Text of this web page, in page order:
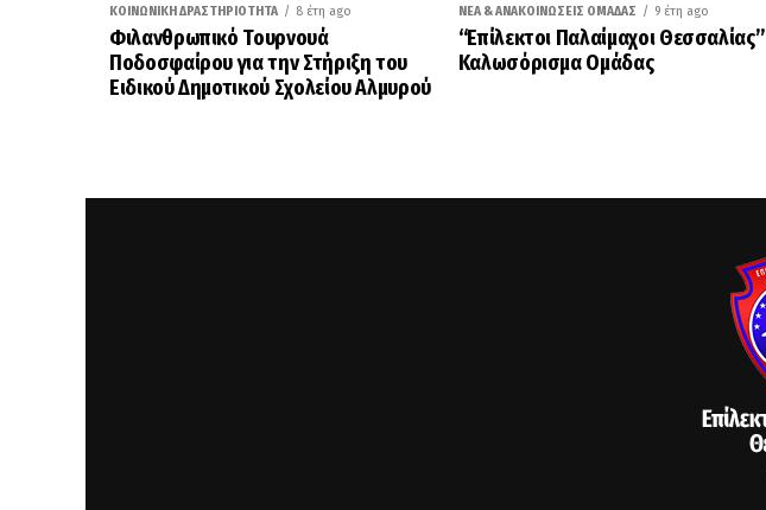
ΚΟΙΝΩΝΙΚΉ ΔΡΑΣΤΗΡΙΌΤΗΤΑ 8 έτη ago
Φιλανθρωπικό Τουρνουά
Ποδοσφαίρου για την Στήριξη του
Ειδικού Δημοτικού Σχολείου Αλμυρού
ΝΈΑ & ΑΝΑΚΟΙΝΏΣΕΙΣ ΟΜΆΔΑΣ 9 έτη ago
“Επίλεκτοι Παλαίμαχοι Θεσσαλίας”
Καλωσόρισμα Ομάδας